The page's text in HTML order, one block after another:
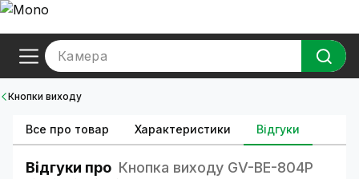
Камера
Кнопки виходу
Все про товар Характеристики Відгуки
Відгуки про Кнопка виходу GV-ВЕ-804P